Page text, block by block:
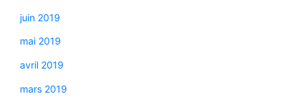
juin 2019
mai 2019
avril 2019
mars 2019